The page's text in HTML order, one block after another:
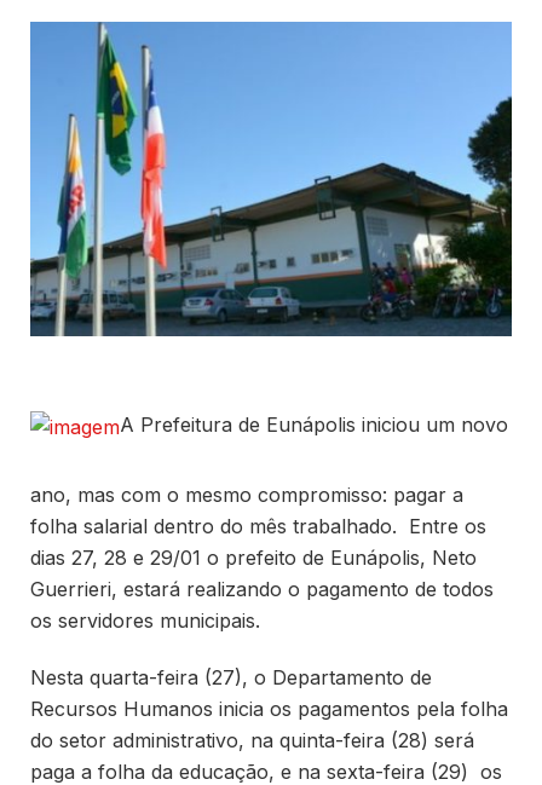
A Prefeitura de Eunápolis iniciou um novo
ano, mas com o mesmo compromisso: pagar a
folha salarial dentro do mês trabalhado. Entre os
dias 27, 28 e 29/01 o prefeito de Eunápolis, Neto
Guerrieri, estará realizando o pagamento de todos
os servidores municipais.
Nesta quarta-feira (27), o Departamento de
Recursos Humanos inicia os pagamentos pela folha
do setor administrativo, na quinta-feira (28) será
paga a folha da educação, e na sexta-feira (29) os